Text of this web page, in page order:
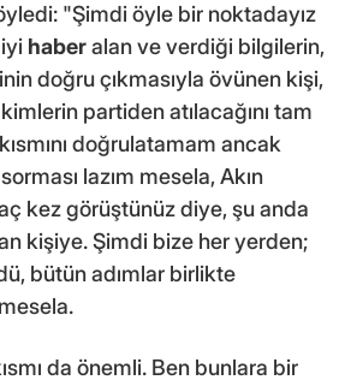
"Şimdi öyle bir noktadayız
haberalan ve verdiği bilgilerin,
doğru çıkmasıyla övünen kişi,
partiden atılacağını tam
doğrulatamam ancak
lazım mesela, Akın
kez görüştünüz diye, şu anda
kişiye. Şimdi bize her yerden;
bütün adımlar birlikte
da önemli. Ben bunlara bir